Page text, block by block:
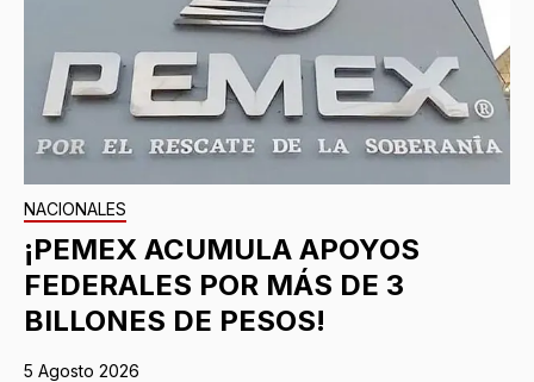
NACIONALES
¡PEMEX ACUMULA APOYOS
FEDERALES POR MÁS DE 3
BILLONES DE PESOS!
5 Agosto 2026